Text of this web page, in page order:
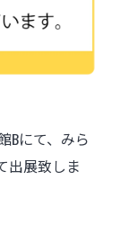
Bにて、みら
出展致しま